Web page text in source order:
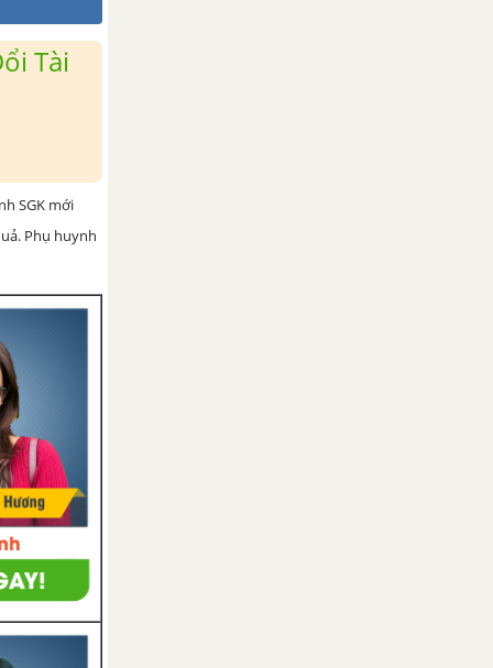
Tài
SGK mới
Phụ huynh